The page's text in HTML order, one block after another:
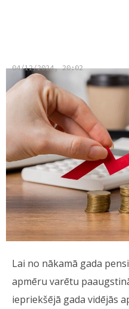
04/12/2024, 20:02
Lai no nākamā gada
apmēru varētu
iepriekšējā gada vidējās